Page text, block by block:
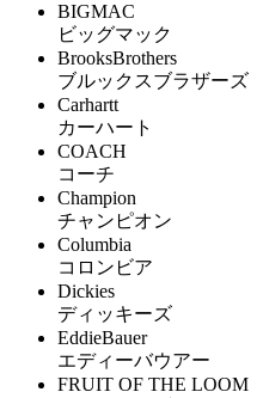
BIGMAC
ビッグマック
BrooksBrothers
ブルックスブラザーズ
Carhartt
カーハート
COACH
コーチ
Champion
チャンピオン
Columbia
コロンビア
Dickies
ディッキーズ
EddieBauer
エディーバウアー
FRUIT OF THE LOOM